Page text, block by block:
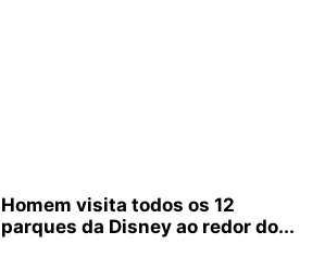
Homem visita todos os 12
parques da Disney ao redor do...